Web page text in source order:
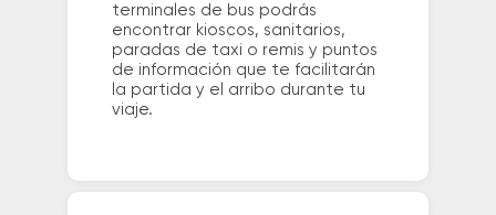
terminales de bus podrás
encontrar kioscos, sanitarios,
paradas de taxi o remis y puntos
de información que te facilitarán
la partida y el arribo durante tu
viaje.